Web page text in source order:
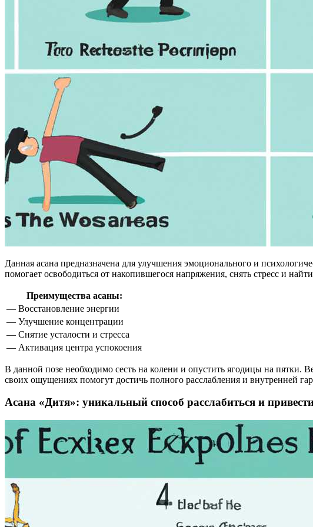
Данная асана предназначена для улучшения эмоционального и
помогает освободиться от накопившегося напряжения, снять стресс и
Преимущества асаны:
— Восстановление энергии
— Улучшение концентрации
— Снятие усталости и стресса
— Активация центра успокоения
В данной позе необходимо сесть на колени и опустить ягодицы на пятки.
своих ощущениях помогут достичь полного расслабления и внутренней
Асана «Дитя»: уникальный способ расслабиться и